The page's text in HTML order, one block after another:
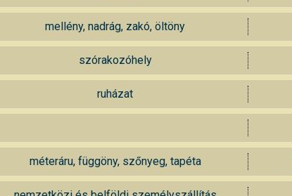
mellény, nadrág, zakó, öltöny
szórakozóhely
ruházat
méteráru, függöny, szőnyeg, tapéta